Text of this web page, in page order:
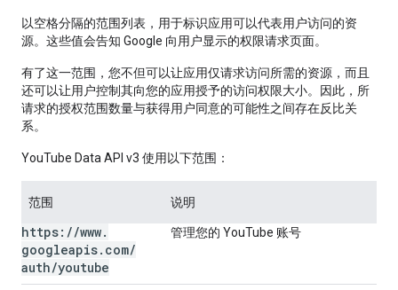
以空格分隔的范围列表，用于标识应用可以代表用户访问的资
源。这些值会告知 Google 向用户显示的权限请求页面。
有了这一范围，您不但可以让应用仅请求访问所需的资源，而且
还可以让用户控制其向您的应用授予的访问权限大小。因此，所
请求的授权范围数量与获得用户同意的可能性之间存在反比关
系。
YouTube Data API v3 使用以下范围：
范围 说明
https: //www.
googleapis. com/
auth/youtube
管理您的 YouTube 账号